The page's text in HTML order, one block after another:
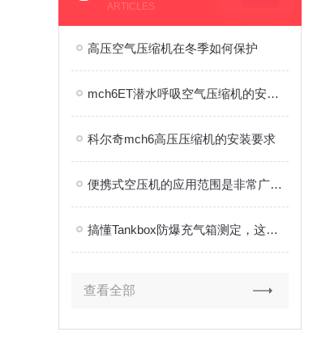
ARTICLES
高压空气压缩机在冬季如何保护
mch6ET潜水呼吸空气压缩机的安装条件介绍
科尔奇mch6高压压缩机的安装要求
便携式空压机的应用范围是非常广泛的
搞懂Tankbox防爆充气箱测定，这几步关键操作才是硬核指南
查看全部